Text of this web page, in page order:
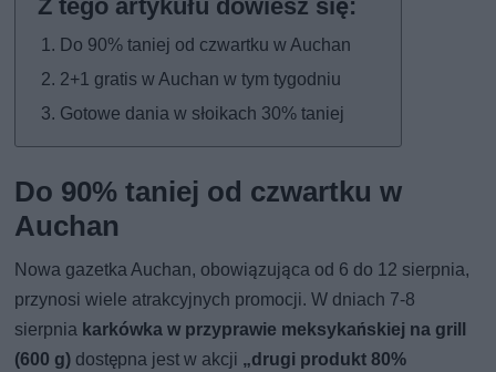
Do 90% taniej od czwartku w Auchan
2+1 gratis w Auchan w tym tygodniu
Gotowe dania w słoikach 30% taniej
Do 90% taniej od czwartku w
Auchan
Nowa gazetka Auchan, obowiązująca od 6 do 12 sierpnia,
przynosi wiele atrakcyjnych promocji. W dniach 7-8
sierpnia karkówka w przyprawie meksykańskiej na grill
(600 g) dostępna jest w akcji „drugi produkt 80%